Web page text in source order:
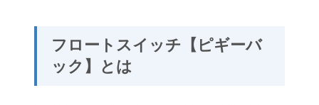
フロートスイッチ【ピギーバ
ック】とは